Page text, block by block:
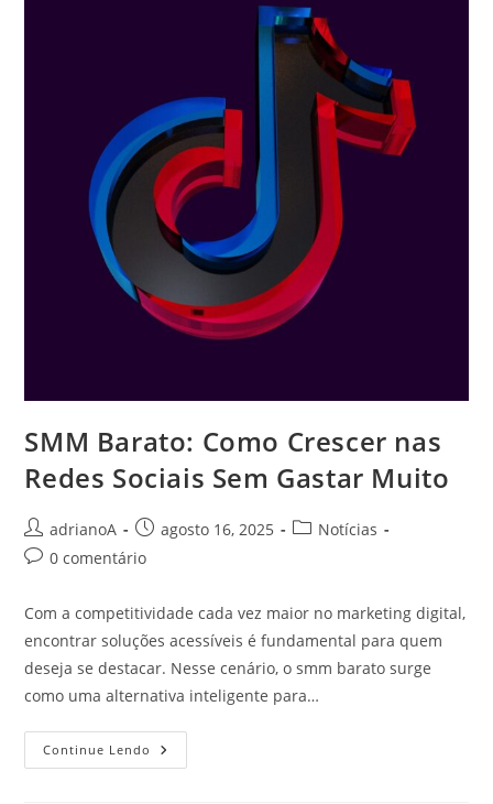
SMM Barato: Como Crescer nas
Redes Sociais Sem Gastar Muito
Autor
do
adrianoA
Post
publicado:
agosto 16, 2025
Categoria
Notícias
Comentários
post:
0 comentário
Com a competitividade cada vez maior no marketing digital,
encontrar soluções acessíveis é fundamental para quem
deseja se destacar. Nesse cenário, o smm barato surge
como uma alternativa inteligente para…
Continue Lendo SMM
Barato: